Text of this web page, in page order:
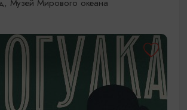
Музей Мирового океана